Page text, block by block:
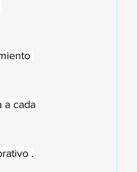
a cada
.